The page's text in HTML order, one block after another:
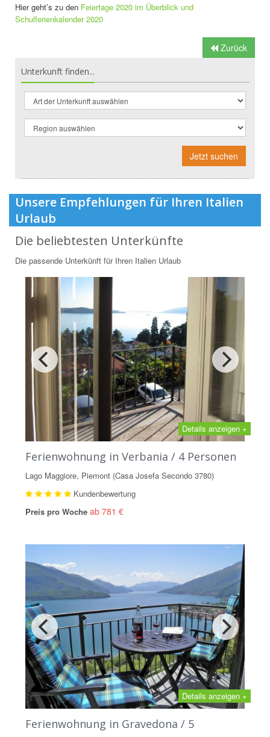
Hier geht’s zu den Feiertage 2020 im Überblick und
Schulferienkalender 2020
Zurück
Unterkunft finden...
Jetzt suchen
Unsere Empfehlungen für Ihren Italien
Urlaub
Die beliebtesten Unterkünfte
Die passende Unterkünft für Ihren Italien Urlaub
Details anzeigen +
Ferienwohnung in Verbania / 4 Personen
Lago Maggiore, Piemont (Casa Josefa Secondo 3780)
Kundenbewertung
Preis pro Woche ab 781 €
Details anzeigen +
Ferienwohnung in Gravedona / 5